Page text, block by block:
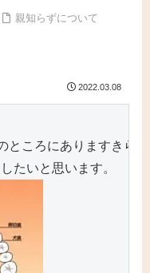
親知らずについて
2022.03.08
ところにありますきら